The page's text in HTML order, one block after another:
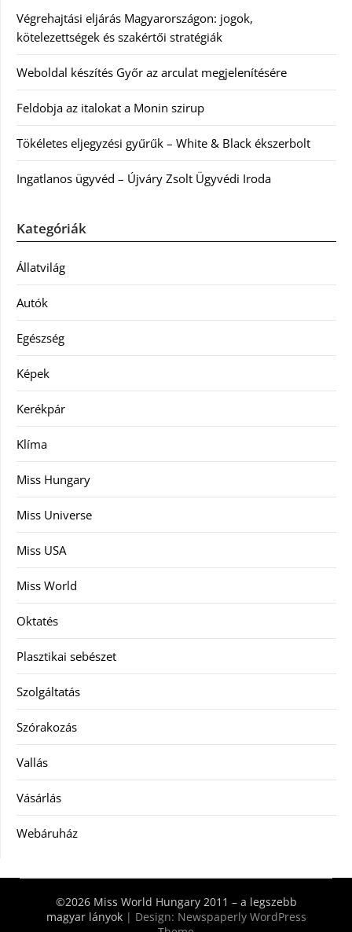
Végrehajtási eljárás Magyarországon: jogok,
kötelezettségek és szakértői stratégiák
Weboldal készítés Győr az arculat megjelenítésére
Feldobja az italokat a Monin szirup
Tökéletes eljegyzési gyűrűk – White & Black ékszerbolt
Ingatlanos ügyvéd – Újváry Zsolt Ügyvédi Iroda
Kategóriák
Állatvilág
Autók
Egészség
Képek
Kerékpár
Klíma
Miss Hungary
Miss Universe
Miss USA
Miss World
Oktatés
Plasztikai sebészet
Szolgáltatás
Szórakozás
Vallás
Vásárlás
Webáruház
©2026 Miss World Hungary 2011 – a legszebb
magyar lányok | Design: Newspaperly WordPress